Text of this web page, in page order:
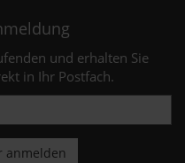
und erhalten Sie
in Ihr Postfach.